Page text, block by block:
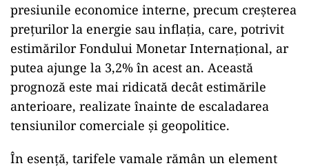
presiunile economice interne, precum creșterea
prețurilor la energie sau inflația, care, potrivit
estimărilor Fondului Monetar Internațional, ar
putea ajunge la 3,2% în acest an. Această
prognoză este mai ridicată decât estimările
anterioare, realizate înainte de escaladarea
tensiunilor comerciale și geopolitice.
În esență, tarifele vamale rămân un element